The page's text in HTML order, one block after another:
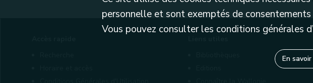
personnelle et sont exemptés de
Vous pouvez consulter les conditions générales
En